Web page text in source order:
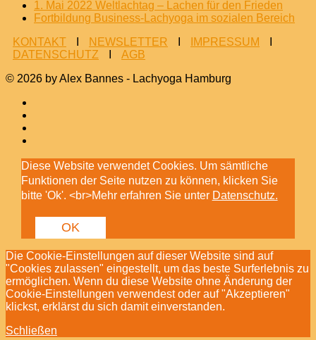
1. Mai 2022 Weltlachtag – Lachen für den Frieden
Fortbildung Business-Lachyoga im sozialen Bereich
KONTAKT
NEWSLETTER IMPRESSUM
DATENSCHUTZ
AGB
© 2026 by Alex Bannes - Lachyoga Hamburg
Diese Website verwendet Cookies. Um sämtliche
Funktionen der Seite nutzen zu können, klicken Sie
bitte 'Ok'. <br>Mehr erfahren Sie unter Datenschutz.
OK
Die Cookie-Einstellungen auf dieser Website sind auf
"Cookies zulassen" eingestellt, um das beste Surferlebnis zu
ermöglichen. Wenn du diese Website ohne Änderung der
Cookie-Einstellungen verwendest oder auf "Akzeptieren"
klickst, erklärst du sich damit einverstanden.
Schließen